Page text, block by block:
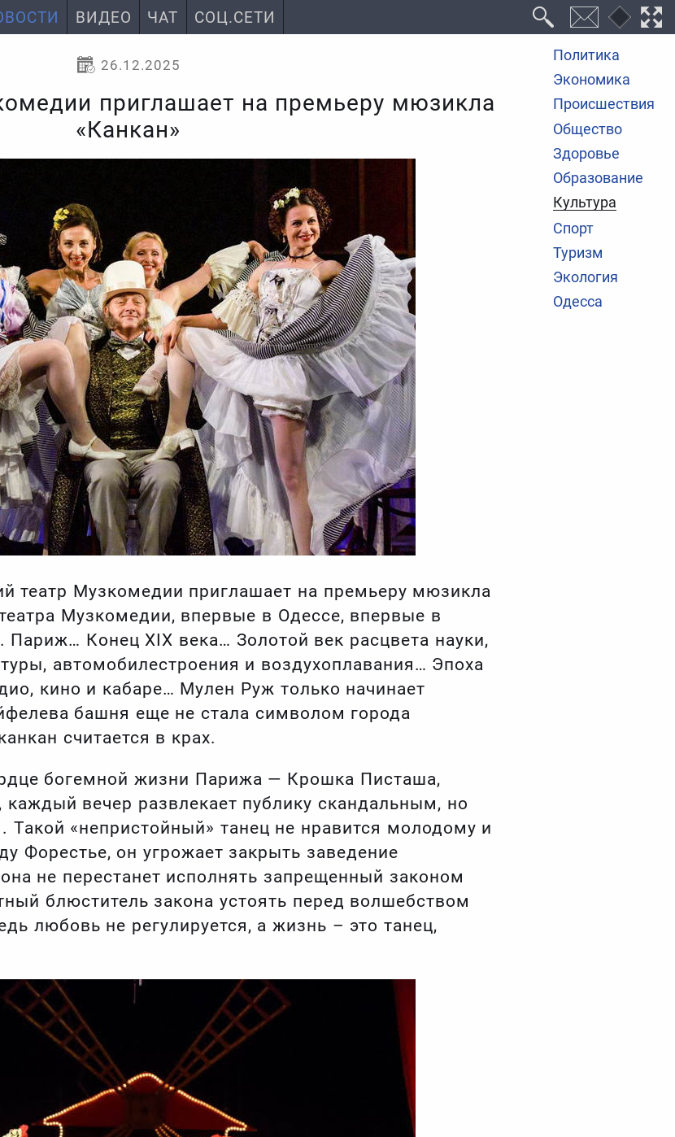
ВИДЕО ЧАТ СОЦ.СЕТИ
Политика
Экономика
Происшествия
Общество
Здоровье
Образование
Культура
Спорт
Туризм
Экология
Одесса
26.12.2025
приглашает на премьеру мюзикла
«Канкан»
театр Музкомедии приглашает на премьеру мюзикла
Музкомедии, впервые в Одессе, впервые в
Париж… Конец XIX века… Золотой век расцвета науки,
автомобилестроения и воздухоплавания… Эпоха
кино и кабаре… Мулен Руж только начинает
башня еще не стала символом города
считается в крах.
богемной жизни Парижа — Крошка Писташа,
вечер развлекает публику скандальным, но
«непристойный» танец не нравится молодому и
Форестье, он угрожает закрыть заведение
не перестанет исполнять запрещенный законом
блюститель закона устоять перед волшебством
любовь не регулируется, а жизнь – это танец,